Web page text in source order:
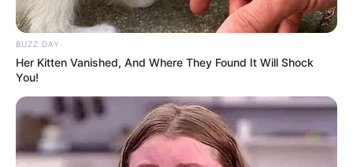
BUZZ DAY
Her Kitten Vanished, And Where They Found It Will Shock
You!